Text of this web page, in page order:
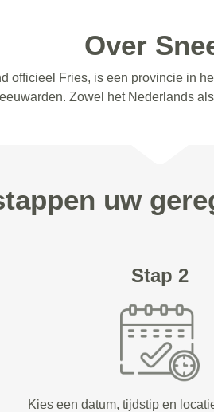
Over
officieel Fries, is een provincie in
Zowel het Nederlands
uw
Stap 2
Kies een datum, tijdstip en